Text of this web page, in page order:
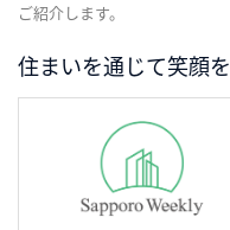
ご紹介します。
住まいを通じて笑顔